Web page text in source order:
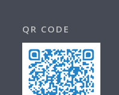
QR CODE